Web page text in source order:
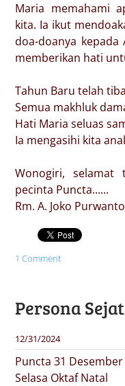
Maria memahami
kita. Ia ikut
doa-doanya
memberikan hati
Tahun Baru telah
Semua makhluk
Hati Maria seluas
Ia mengasihi kita
Wonogiri,
pecinta Puncta......
Rm. A. Joko
1 Comment
Persona
12/31/2024
Puncta 31 Desember
Selasa Oktaf Natal